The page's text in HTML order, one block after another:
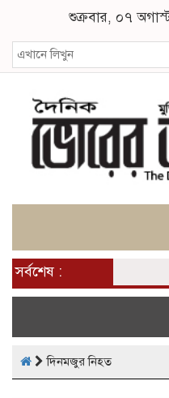
শুক্রবার, ০৭
সর্বশেষ :
দিনমজুর নিহত